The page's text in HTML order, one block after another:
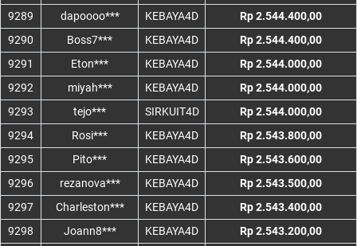
9289
dapoooo*** KEBAYA4D
Rp 2.544.400,00
9290
Boss7*** KEBAYA4D
Rp 2.544.400,00
9291
Eton*** KEBAYA4D
Rp 2.544.000,00
9292
miyah*** KEBAYA4D
Rp 2.544.000,00
9293
tejo*** SIRKUIT4D
Rp 2.544.000,00
9294
Rosi*** KEBAYA4D
Rp 2.543.800,00
9295
Pito*** KEBAYA4D
Rp 2.543.600,00
9296
rezanova*** KEBAYA4D
Rp 2.543.500,00
9297
Charleston*** KEBAYA4D
Rp 2.543.400,00
9298
Joann8*** KEBAYA4D
Rp 2.543.200,00